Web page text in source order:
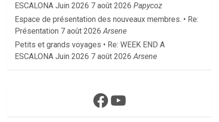
ESCALONA Juin 2026 7 août 2026 Papycoz
Espace de présentation des nouveaux membres. • Re:
Présentation 7 août 2026 Arsene
Petits et grands voyages • Re: WEEK END A
ESCALONA Juin 2026 7 août 2026 Arsene
Facebook
YouTube